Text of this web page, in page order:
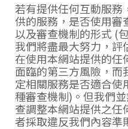
若有提供任何互動服
供的服務，是否使用
以及審查機制的形式 (
我們將盡最大努力，評
在使用本網站提供的
面臨的第三方風險，而
定相關服務是否適合
種審查機制)。但我們
查調整本網站提供之任
者採取違反我們內容準